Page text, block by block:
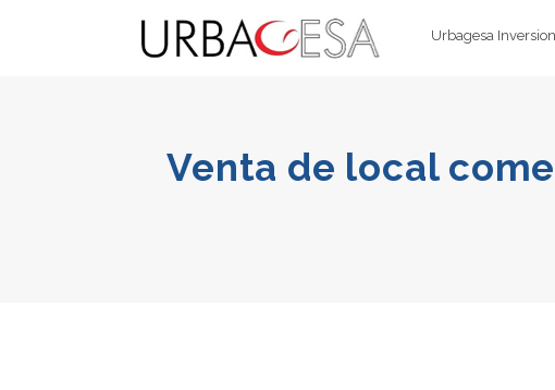
Urbagesa
Venta de local